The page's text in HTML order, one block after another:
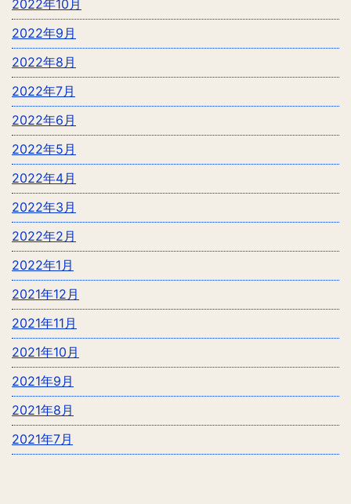
2022年10月
2022年9月
2022年8月
2022年7月
2022年6月
2022年5月
2022年4月
2022年3月
2022年2月
2022年1月
2021年12月
2021年11月
2021年10月
2021年9月
2021年8月
2021年7月